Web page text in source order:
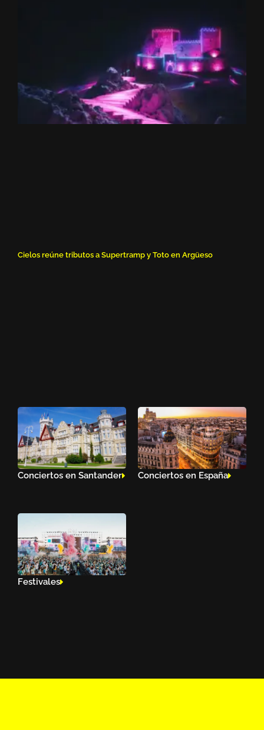
Cielos reúne tributos a Supertramp y Toto en Argüeso
Conciertos en Santander Conciertos en España
Festivales